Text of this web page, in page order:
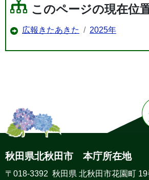
このページの現在位
広報きたあきた 2025年
秋田県北秋田市 本庁所在地
〒018-3392 秋田県 北秋田市花園町